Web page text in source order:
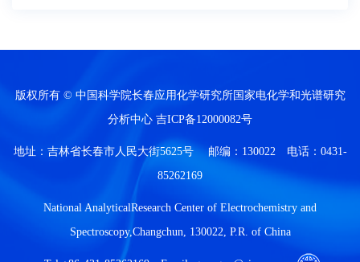
版权所有 © 中国科学院长春应用化学研究所国家电化学和光谱研究
分析中心 吉ICP备12000082号
地址：吉林省长春市人民大街5625号 邮编：130022 电话：0431-
85262169
National AnalyticalResearch Center of Electrochemistry and
Spectroscopy,Changchun, 130022, P.R. of China